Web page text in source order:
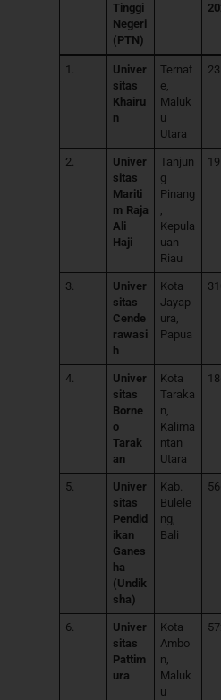
Tinggi
Negeri
(PTN)
1.
Univer
sitas
Khairu
n
Ternat
e,
Maluk
u
Utara
2.
Univer
sitas
Mariti
m Raja
Ali
Haji
Tanjun
g
Pinang
,
Kepula
uan
Riau
3.
Univer
sitas
Cende
rawasi
h
Kota
Jayap
ura,
Papua
4.
Univer
sitas
Borne
o
Tarak
an
Kota
Taraka
n,
Kalima
ntan
Utara
5.
Univer
sitas
Pendid
ikan
Ganes
ha
(Undik
sha)
Kab.
Bulele
ng,
Bali
6.
Univer
sitas
Pattim
ura
Kota
Ambo
n,
Maluk
u